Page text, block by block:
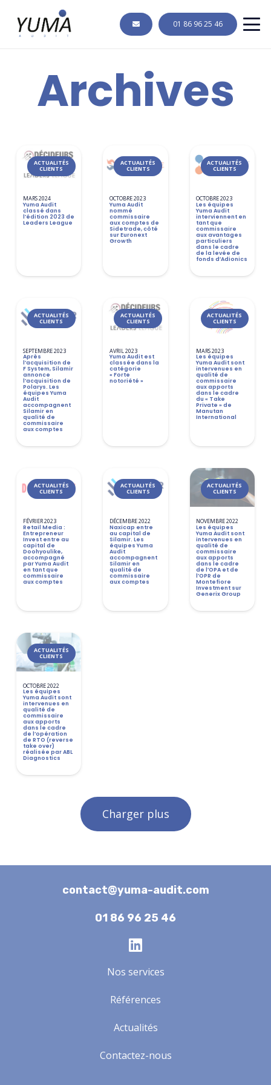
01 86 96 25 46
Archives
ACTUALITÉS
CLIENTS
MARS 2024
Yuma Audit
classé dans
l’édition 2023 de
Leaders League
ACTUALITÉS
CLIENTS
OCTOBRE 2023
Yuma Audit
nommé
commissaire
aux comptes de
Sidetrade, côté
sur Euronext
Growth
ACTUALITÉS
CLIENTS
OCTOBRE 2023
Les équipes
Yuma Audit
interviennent en
tant que
commissaire
aux avantages
particuliers
dans le cadre
de la levée de
fonds d’Adionics
ACTUALITÉS
CLIENTS
SEPTEMBRE 2023
Après
l’acquisition de
F System, Silamir
annonce
l’acquisition de
Polarys. Les
équipes Yuma
Audit
accompagnent
Silamir en
qualité de
commissaire
aux comptes
ACTUALITÉS
CLIENTS
AVRIL 2023
Yuma Audit est
classée dans la
catégorie
« Forte
notoriété »
ACTUALITÉS
CLIENTS
MARS 2023
Les équipes
Yuma Audit sont
intervenues en
qualité de
commissaire
aux apports
dans le cadre
du « Take
Private » de
Manutan
International
ACTUALITÉS
CLIENTS
FÉVRIER 2023
Retail Media :
Entrepreneur
Invest entre au
capital de
Doohyoulike,
accompagné
par Yuma Audit
en tant que
commissaire
aux comptes
ACTUALITÉS
CLIENTS
DÉCEMBRE 2022
Naxicap entre
au capital de
Silamir. Les
équipes Yuma
Audit
accompagnent
Silamir en
qualité de
commissaire
aux comptes
ACTUALITÉS
CLIENTS
NOVEMBRE 2022
Les équipes
Yuma Audit sont
intervenues en
qualité de
commissaire
aux apports
dans le cadre
de l’OPA et de
l’OPR de
Montefiore
Investment sur
Generix Group
ACTUALITÉS
CLIENTS
OCTOBRE 2022
Les équipes
Yuma Audit sont
intervenues en
qualité de
commissaire
aux apports
dans le cadre
de l’opération
de RTO (reverse
take over)
réalisée par ABL
Diagnostics
Charger plus
01 86 96 25 46
contact@yuma-audit.com
Nos services
Références
Actualités
Contactez-nous